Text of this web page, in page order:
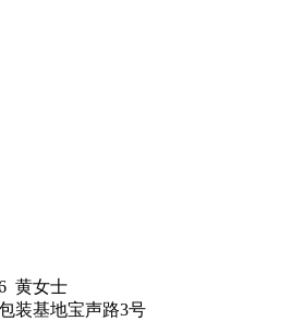
黄女士
装基地宝声路3号